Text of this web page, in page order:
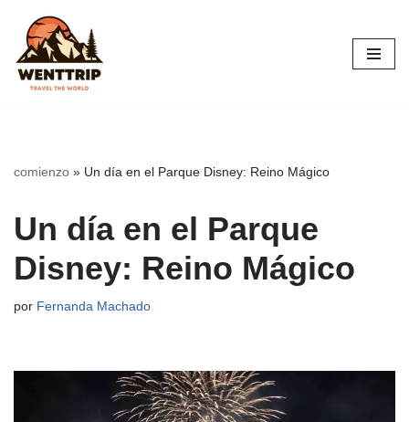
Saltar
al
contenido
comienzo » Un día en el Parque Disney: Reino Mágico
Un día en el Parque
Disney: Reino Mágico
por Fernanda Machado